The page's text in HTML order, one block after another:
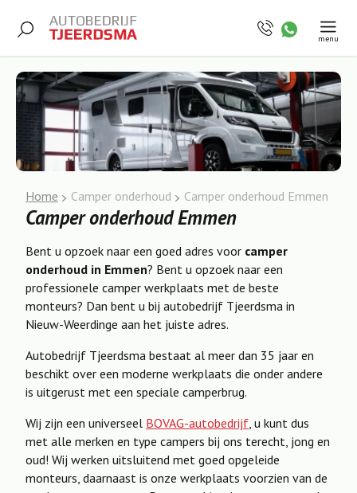
menu
Home Camper onderhoud Camper onderhoud Emmen
Camper onderhoud Emmen
Bent u opzoek naar een goed adres voor camper
onderhoud in Emmen? Bent u opzoek naar een
professionele camper werkplaats met de beste
monteurs? Dan bent u bij autobedrijf Tjeerdsma in
Nieuw-Weerdinge aan het juiste adres.
Autobedrijf Tjeerdsma bestaat al meer dan 35 jaar en
beschikt over een moderne werkplaats die onder andere
is uitgerust met een speciale camperbrug.
Wij zijn een universeel BOVAG-autobedrijf, u kunt dus
met alle merken en type campers bij ons terecht, jong en
oud! Wij werken uitsluitend met goed opgeleide
monteurs, daarnaast is onze werkplaats voorzien van de